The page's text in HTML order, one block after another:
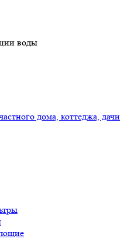
воды
дома, коттеджа, дачи